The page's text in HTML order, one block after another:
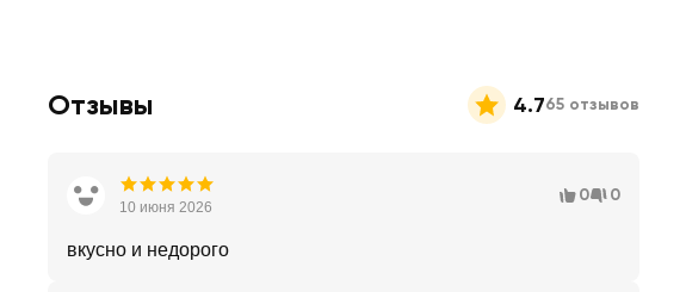
Отзывы 4.765 отзывов
10 июня 2026
0 0
вкусно и недорого